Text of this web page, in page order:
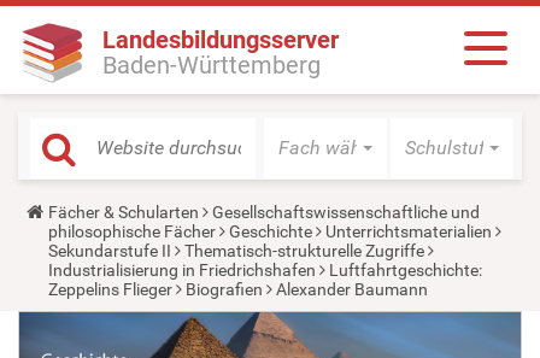
Landesbildungsserver
Baden-Württemberg
Fach wählen Schulstufe
Y
o
u
a
r
e
Fächer & Schularten
Gesellschaftswissenschaftliche und
philosophische Fächer
Geschichte
Unterrichtsmaterialien
Sekundarstufe II
Thematisch-strukturelle Zugriffe
Industrialisierung in Friedrichshafen
Luftfahrtgeschichte:
Zeppelins Flieger
Biografien Alexander Baumann